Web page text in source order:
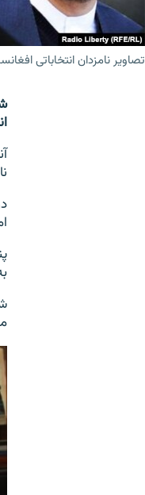
تصاویر نامزدان انتخاباتی